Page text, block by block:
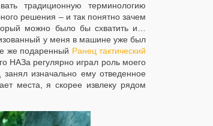
традиционную терминологию
решения – и так понятно зачем
можно было бы схватить и…
у меня в машине уже был
же подаренный Ранец тактический
НАЗа регулярно играл роль моего
занял изначально ему отведенное
места, я скорее извлеку рядом